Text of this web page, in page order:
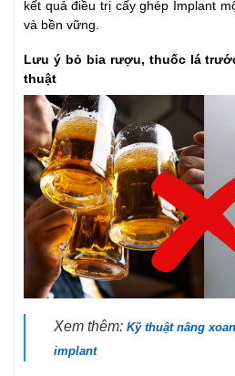
kết quả điều trị cấy ghép Implant
và bền vững.
Lưu ý bỏ bia rượu, thuốc lá
thuật
Xem thêm: Kỹ thuật nâng
implant